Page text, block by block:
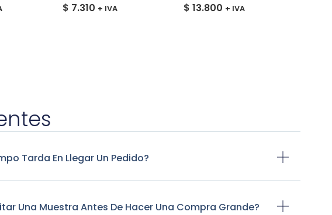
$ 7.310 + IVA $ 13.800 + IVA
Tarda En Llegar Un Pedido?
Una Muestra Antes De Hacer Una Compra Grande?